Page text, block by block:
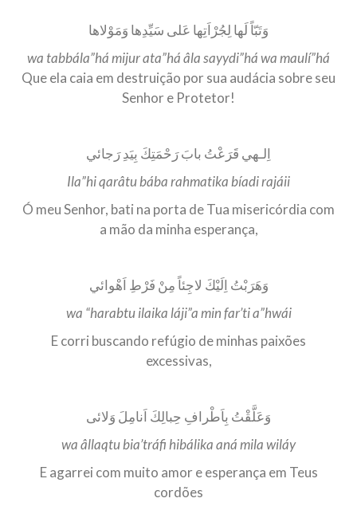
وَتَبّاً لَها لِجُرْاَتِها عَلى سَيِّدِها وَمَوْلاها
wa tabbála”há mijur ata”há âla sayydi”há wa maulí”há
Que ela caia em destruição por sua audácia sobre seu
Senhor e Protetor!
اِلـهي قَرَعْتُ بابَ رَحْمَتِكَ بِيَدِ رَجائي
Ila”hi qarâtu bába rahmatika bíadi rajáii
Ó meu Senhor, bati na porta de Tua misericórdia com
a mão da minha esperança,
وَهَرَبْتُ اِلَيْكَ لاجِئاً مِنْ فَرْطِ اَهْوائي
wa “harabtu ilaika láji”a min far’ti a”hwái
E corri buscando refúgio de minhas paixões
excessivas,
وَعَلَّقْتُ بِاَطْرافِ حِبالِكَ اَنامِلَ وَلائى
wa âllaqtu bia’tráfi hibálika aná mila wiláy
E agarrei com muito amor e esperança em Teus
cordões